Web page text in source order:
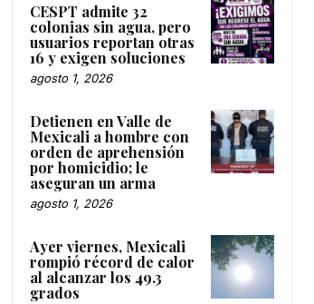
CESPT admite 32
colonias sin agua, pero
usuarios reportan otras
16 y exigen soluciones
agosto 1, 2026
Detienen en Valle de
Mexicali a hombre con
orden de aprehensión
por homicidio; le
aseguran un arma
agosto 1, 2026
Ayer viernes, Mexicali
rompió récord de calor
al alcanzar los 49.3
grados